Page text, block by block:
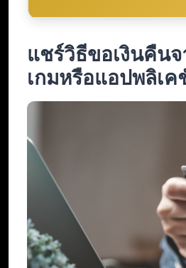
แชร์วิธีขอเงินคืนจ
เกมหรือแอปพลิเค